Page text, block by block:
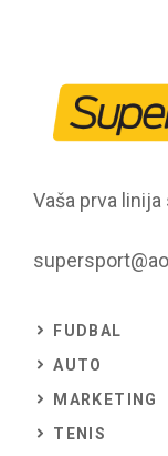
Vaša prva
FUDBAL
AUTO
MARKETING
TENIS